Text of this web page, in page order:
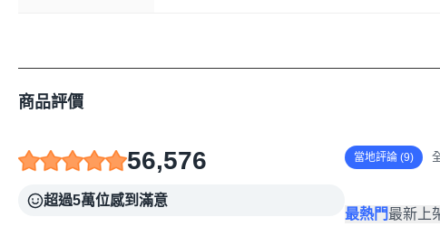
商品評價
56,576
超過5萬位感到滿意
當地評論 (9)
最熱門最新上